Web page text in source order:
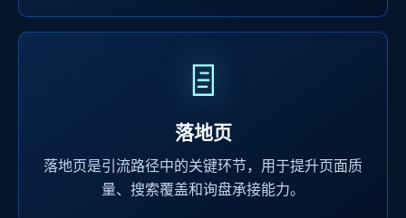
落地页
落地页是引流路径中的关键环节，用于提升页面质
量、搜索覆盖和询盘承接能力。